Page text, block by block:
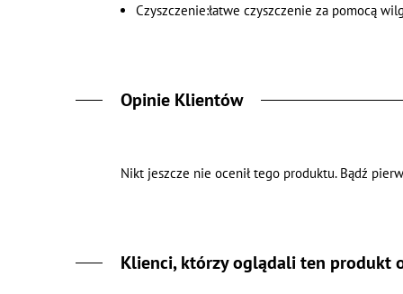
Czyszczenie:łatwe czyszczenie za pomocą
Opinie Klientów
Nikt jeszcze nie ocenił tego produktu. Bądź
Klienci, którzy oglądali ten produkt